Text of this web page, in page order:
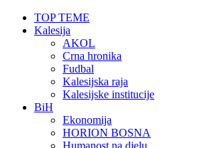
TOP TEME
Kalesija
AKOL
Crna hronika
Fudbal
Kalesijska raja
Kalesijske institucije
BiH
Ekonomija
HORION BOSNA
Humanost na djelu